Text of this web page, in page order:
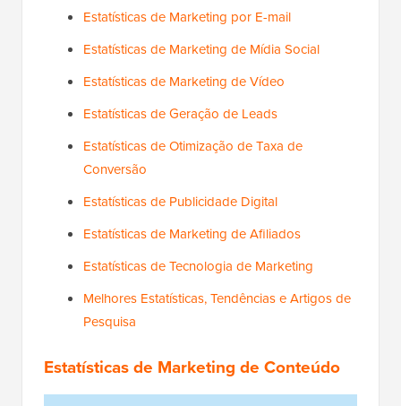
Estatísticas de Marketing por E-mail
Estatísticas de Marketing de Mídia Social
Estatísticas de Marketing de Vídeo
Estatísticas de Geração de Leads
Estatísticas de Otimização de Taxa de
Conversão
Estatísticas de Publicidade Digital
Estatísticas de Marketing de Afiliados
Estatísticas de Tecnologia de Marketing
Melhores Estatísticas, Tendências e Artigos de
Pesquisa
Estatísticas de Marketing de Conteúdo